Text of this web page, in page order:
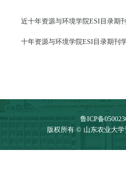
近十年资源与环境学院ESI 目录期
十年资源与环境学院ESI目录期刊
鲁ICP备
版权所有 © 山东农业大